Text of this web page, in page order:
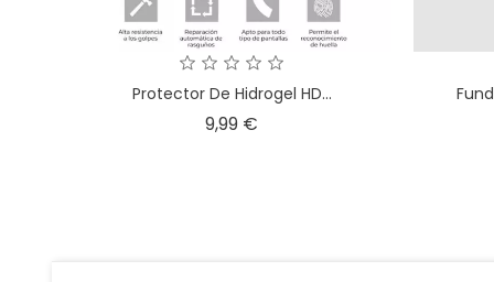
Protector De Hidrogel HD...
9,99 €